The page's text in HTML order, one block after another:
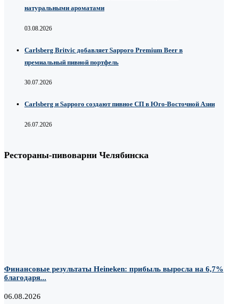
натуральными ароматами
03.08.2026
Carlsberg Britvic добавляет Sapporo Premium Beer в
премиальный пивной портфель
30.07.2026
Carlsberg и Sapporo создают пивное СП в Юго-Восточной Азии
26.07.2026
Рестораны-пивоварни Челябинска
Финансовые результаты Heineken: прибыль выросла на 6,7%
благодаря...
06.08.2026